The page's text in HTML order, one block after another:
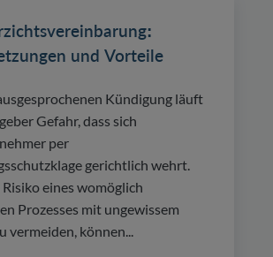
und Vorteile
Kündigung läuft
Gefahr, dass sich
per
gerichtlich wehrt.
Risiko eines womöglich
Prozesses mit ungewissem
vermeiden, können...